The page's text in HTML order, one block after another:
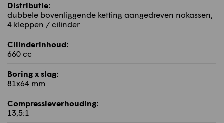
Distributie:
dubbele bovenliggende ketting aangedreven nokassen,
4 kleppen / cilinder
Cilinderinhoud:
660 cc
Boring x slag:
81x64 mm
Compressieverhouding:
13,5:1